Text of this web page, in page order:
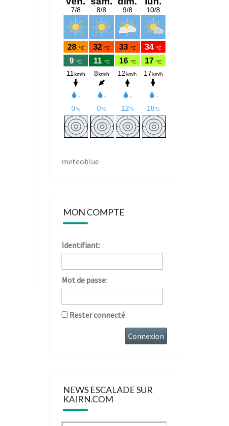
meteoblue
MON COMPTE
Identifiant:
Mot de passe:
Rester connecté
Connexion
NEWS ESCALADE SUR
KAIRN.COM